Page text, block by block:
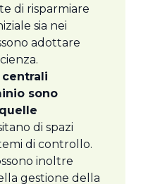
di risparmiare
sia nei
adottare
sono
di spazi
di controllo.
inoltre
gestione della